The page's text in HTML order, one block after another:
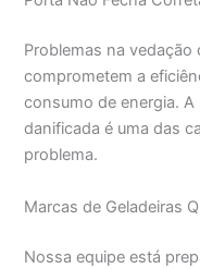
Problemas na
comprometem a
consumo de energia.
danificada é uma das
problema.
Marcas de Geladeiras
Nossa equipe está